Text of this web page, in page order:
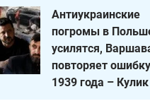
Антиукраинские
погромы в
усилятся,
повторяет ошибку
1939 года – Кулик